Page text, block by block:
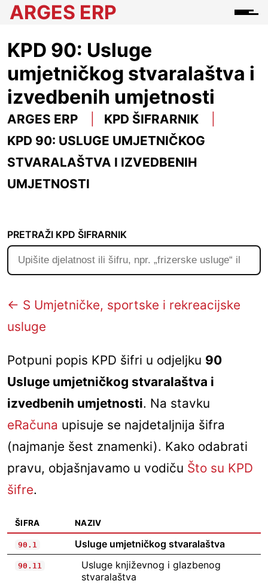
ARGES ERP
KPD 90: Usluge
umjetničkog stvaralaštva i
izvedbenih umjetnosti
ARGES ERP
KPD ŠIFRARNIK
KPD 90: USLUGE UMJETNIČKOG
STVARALAŠTVA I IZVEDBENIH
UMJETNOSTI
PRETRAŽI KPD ŠIFRARNIK
← S Umjetničke, sportske i rekreacijske
usluge
Potpuni popis KPD šifri u odjeljku 90
Usluge umjetničkog stvaralaštva i
izvedbenih umjetnosti. Na stavku
eRačuna upisuje se najdetaljnija šifra
(najmanje šest znamenki). Kako odabrati
pravu, objašnjavamo u vodiču Što su KPD
šifre.
ŠIFRA NAZIV
90.1 Usluge umjetničkog stvaralaštva
90.11
Usluge književnog i glazbenog
stvaralaštva